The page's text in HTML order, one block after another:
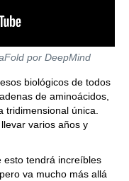
por DeepMind
biológicos de todos
de aminoácidos,
única.
varios años y
esto tendrá increíbles
va mucho más allá